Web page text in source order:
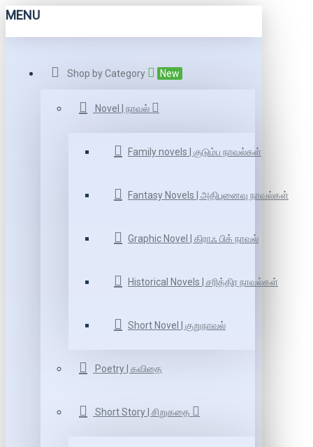
MENU
Shop by Category New
Novel | நாவல்
Family novels | குடும்ப நாவல்கள்
Fantasy Novels | அதிபுனைவு நாவல்கள்
Graphic Novel | கிராஃ பிக் நாவல்
Historical Novels | சரித்திர நாவல்கள்
Short Novel | குறுநாவல்
Poetry | கவிதை
Short Story | சிறுகதை